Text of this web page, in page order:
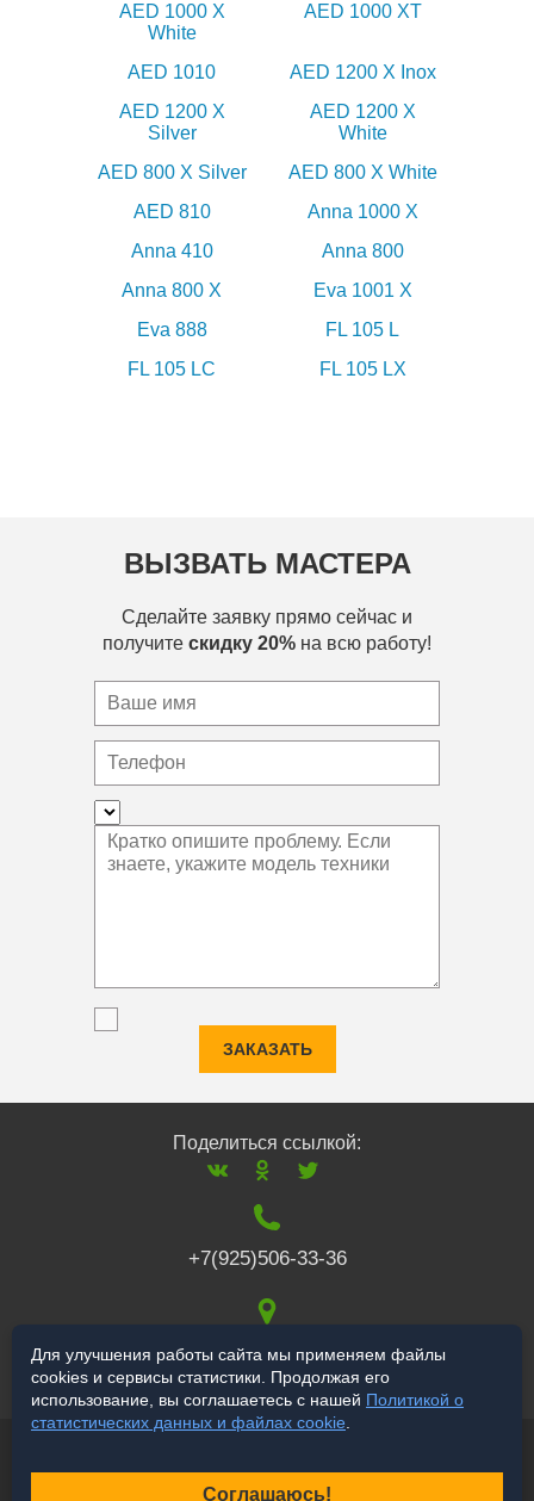
AED 1000 X
White
AED 1000 XT
AED 1010
AED 1200 X Inox
AED 1200 X
Silver
AED 1200 X
White
AED 800 X Silver
AED 800 X White
AED 810
Anna 1000 X
Anna 410
Anna 800
Anna 800 X
Eva 1001 X
Eva 888
FL 105 L
FL 105 LC
FL 105 LX
ВЫЗВАТЬ МАСТЕРА
Сделайте заявку прямо сейчас и
получите скидку 20% на всю работу!
ЗАКАЗАТЬ
Поделиться ссылкой:
+7(925)506-33-36
117519,г. Москва,
Варшавское ш., 132
Продвижение сайта
Для улучшения работы сайта мы применяем файлы
cookies и сервисы статистики. Продолжая его
использование, вы соглашаетесь с нашей Политикой о
статистических данных и файлах cookie
Соглашаюсь!